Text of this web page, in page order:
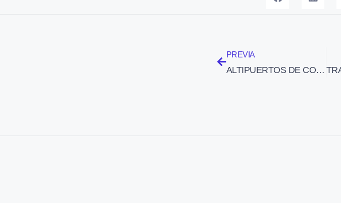
PREVIA
ALTIPUERTOS DE COURCHEVEL Y MERIBEL